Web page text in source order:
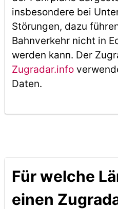
insbesondere bei
Störungen, dazu
Bahnverkehr nicht in
werden kann. Der
Zugradar.info
Daten.
Für welche
einen